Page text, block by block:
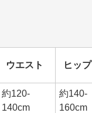
ウエスト ヒップ
約120-
140cm
約140-
160cm